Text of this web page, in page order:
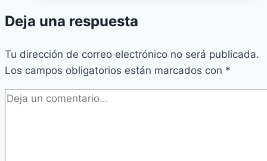
Deja una respuesta
Tu dirección de correo electrónico no será publicada.
Los campos obligatorios están marcados con *